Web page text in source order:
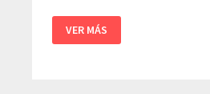
BUENO,
EL
VER MÁS